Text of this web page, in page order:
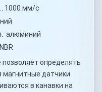
1000 мм/с
алюминий
определять
магнитные датчики
в канавки на